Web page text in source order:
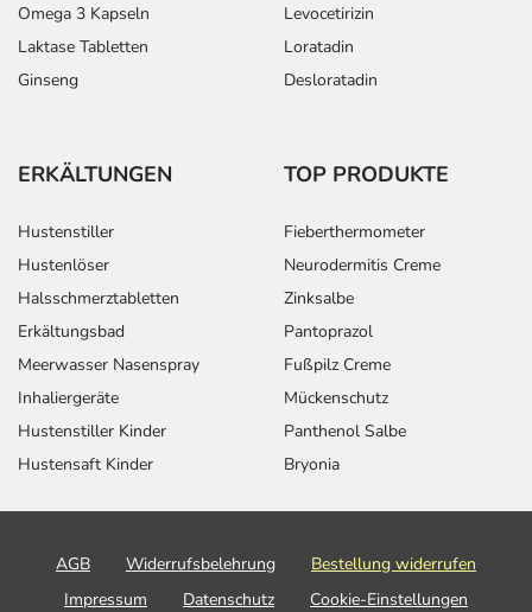
Omega 3 Kapseln
Laktase Tabletten
Ginseng
Levocetirizin
Loratadin
Desloratadin
ERKÄLTUNGEN
Hustenstiller
Hustenlöser
Halsschmerztabletten
Erkältungsbad
Meerwasser Nasenspray
Inhaliergeräte
Hustenstiller Kinder
Hustensaft Kinder
TOP PRODUKTE
Fieberthermometer
Neurodermitis Creme
Zinksalbe
Pantoprazol
Fußpilz Creme
Mückenschutz
Panthenol Salbe
Bryonia
AGB Widerrufsbelehrung
Bestellung widerrufen
Impressum
Datenschutz
Cookie-Einstellungen